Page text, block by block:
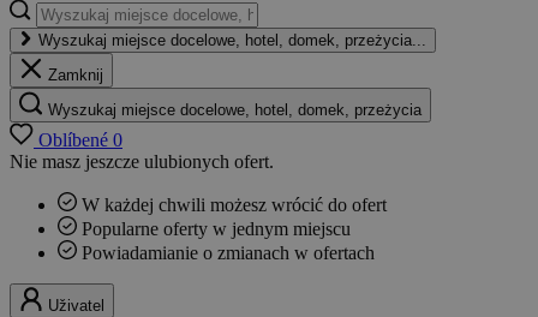
Wyszukaj miejsce docelowe, hotel, domek, przeżycia...
Zamknij
Wyszukaj miejsce docelowe, hotel, domek, przeżycia
Oblíbené 0
Nie masz jeszcze ulubionych ofert.
W każdej chwili możesz wrócić do ofert
Popularne oferty w jednym miejscu
Powiadamianie o zmianach w ofertach
Uživatel